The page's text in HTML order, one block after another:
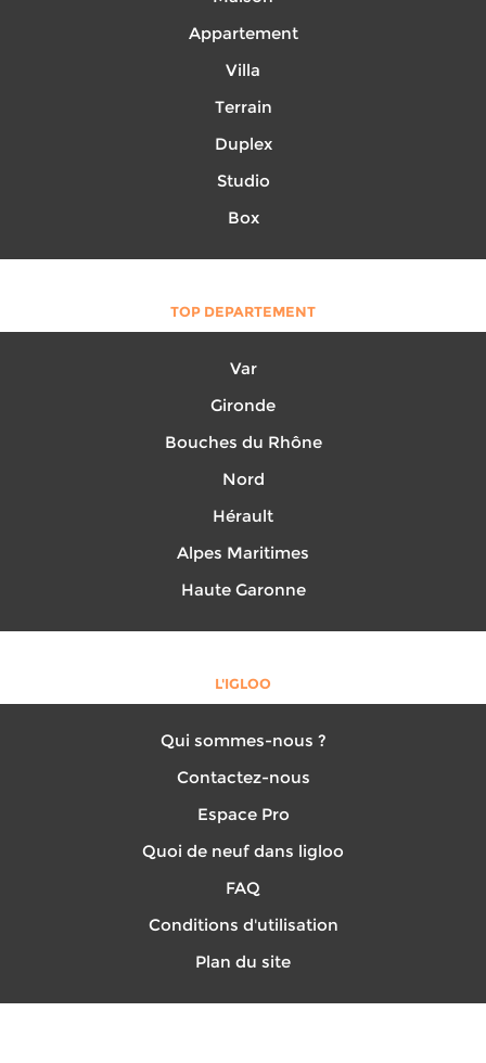
Appartement
Villa
Terrain
Duplex
Studio
Box
TOP DEPARTEMENT
Var
Gironde
Bouches du Rhône
Nord
Hérault
Alpes Maritimes
Haute Garonne
L'IGLOO
Qui sommes-nous ?
Contactez-nous
Espace Pro
Quoi de neuf dans ligloo
FAQ
Conditions d'utilisation
Plan du site